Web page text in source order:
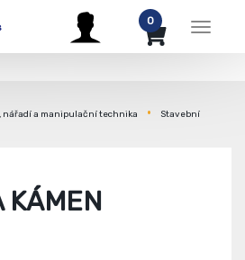
Menu
0
nářadí a manipulační technika Stavební
KÁMEN